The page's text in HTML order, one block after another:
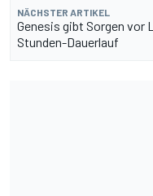
NÄCHSTER ARTIKEL
Genesis gibt Sorgen vor
Stunden-Dauerlauf